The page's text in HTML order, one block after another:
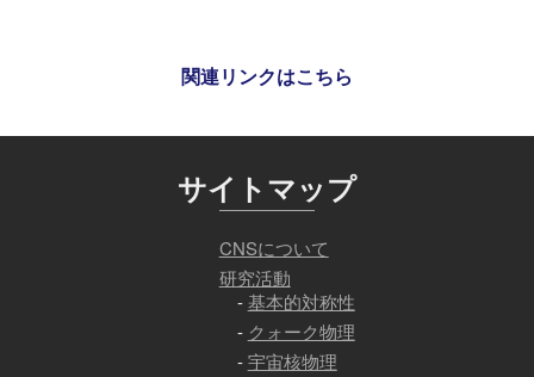
関連リンクはこちら
サイトマップ
CNSについて
研究活動
基本的対称性
クォーク物理
宇宙核物理